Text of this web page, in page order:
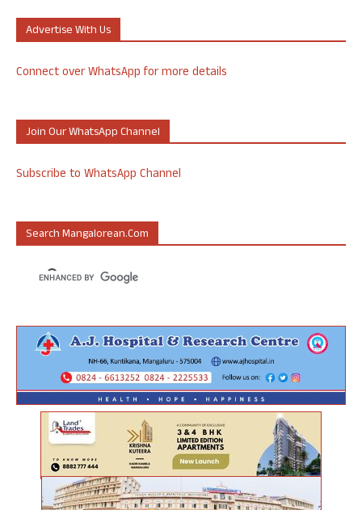
Advertise With Us
Connect over WhatsApp for more details
Join Our WhatsApp Channel
Subscribe to WhatsApp Channel
Search Mangalorean.com